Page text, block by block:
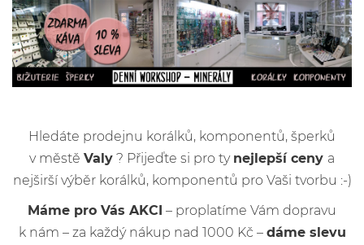
Hledáte prodejnu korálků, komponentů, šperků
v městě Valy ? Přijeďte si pro ty nejlepší ceny a
nejširší výběr korálků, komponentů pro Vaši tvorbu :-)
Máme pro Vás AKCI – proplatíme Vám dopravu
k nám – za každý nákup nad 1000 Kč – dáme slevu